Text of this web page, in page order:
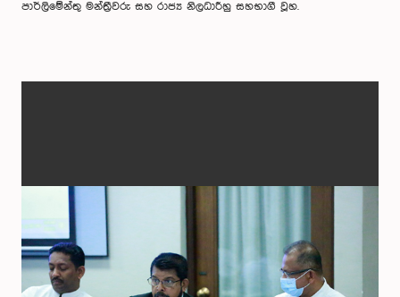
පාර්ලිමේන්තු මන්ත්‍රීවරු සහ රාජ්‍ය නිලධාරීහු සහභාගී වූහ.